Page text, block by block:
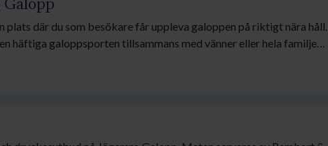
Galopp
plats där du som besökare får uppleva galoppen på riktigt nära håll.
häftiga galoppsporten tillsammans med vänner eller hela familjen.